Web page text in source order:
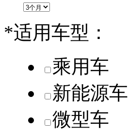
*适用车型：
乘用车
新能源车
微型车